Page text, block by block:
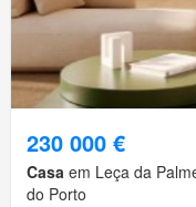
230 000 €
Casa em Leça da
do Porto